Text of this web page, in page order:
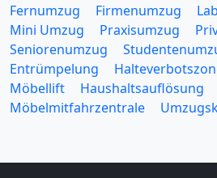
Fernumzug
Firmenumzug
Mini Umzug
Praxisumzug
Seniorenumzug
Entrümpelung
Möbellift
Haushaltsauflösung
Möbelmitfahrzentrale